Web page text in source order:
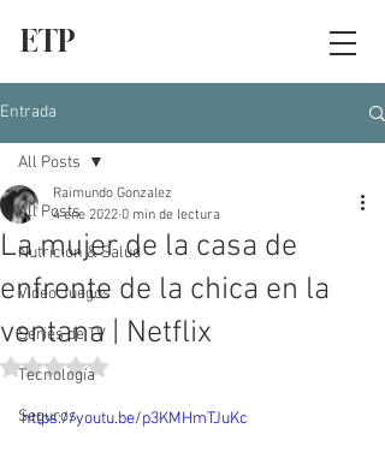
ETP
Entrada
All Posts
Nutrición & Salud
Video Juegos
Series de TV
Tecnología
Seguros
All Posts
La mujer de la casa de
enfrente de la chica en la
ventana | Netflix
Raimundo Gonzalez
4 ene 2022 0 min de lectura
Obtuvo NaN de 5 estrellas.
https://youtu.be/p3KMHmTJuKc